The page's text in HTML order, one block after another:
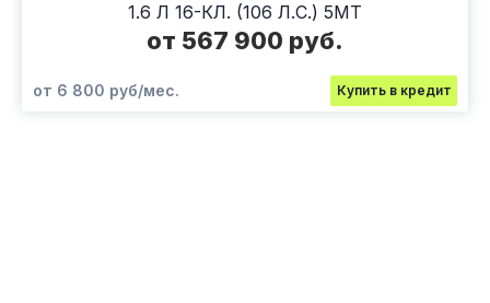
1.6 Л 16-КЛ. (106 Л.С.) 5МТ
от 567 900 руб.
от 6 800 руб/мес. Купить в кредит